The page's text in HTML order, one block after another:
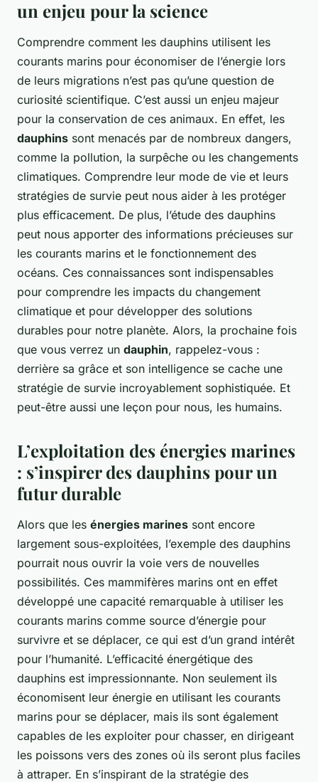
un enjeu pour la science
Comprendre comment les dauphins utilisent les
courants marins pour économiser de l’énergie lors
de leurs migrations n’est pas qu’une question de
curiosité scientifique. C’est aussi un enjeu majeur
pour la conservation de ces animaux. En effet, les
dauphins sont menacés par de nombreux dangers,
comme la pollution, la surpêche ou les changements
climatiques. Comprendre leur mode de vie et leurs
stratégies de survie peut nous aider à les protéger
plus efficacement. De plus, l’étude des dauphins
peut nous apporter des informations précieuses sur
les courants marins et le fonctionnement des
océans. Ces connaissances sont indispensables
pour comprendre les impacts du changement
climatique et pour développer des solutions
durables pour notre planète. Alors, la prochaine fois
que vous verrez un dauphin, rappelez-vous :
derrière sa grâce et son intelligence se cache une
stratégie de survie incroyablement sophistiquée. Et
peut-être aussi une leçon pour nous, les humains.
L’exploitation des énergies marines
: s’inspirer des dauphins pour un
futur durable
Alors que les énergies marines sont encore
largement sous-exploitées, l’exemple des dauphins
pourrait nous ouvrir la voie vers de nouvelles
possibilités. Ces mammifères marins ont en effet
développé une capacité remarquable à utiliser les
courants marins comme source d’énergie pour
survivre et se déplacer, ce qui est d’un grand intérêt
pour l’humanité. L’efficacité énergétique des
dauphins est impressionnante. Non seulement ils
économisent leur énergie en utilisant les courants
marins pour se déplacer, mais ils sont également
capables de les exploiter pour chasser, en dirigeant
les poissons vers des zones où ils seront plus faciles
à attraper. En s’inspirant de la stratégie des